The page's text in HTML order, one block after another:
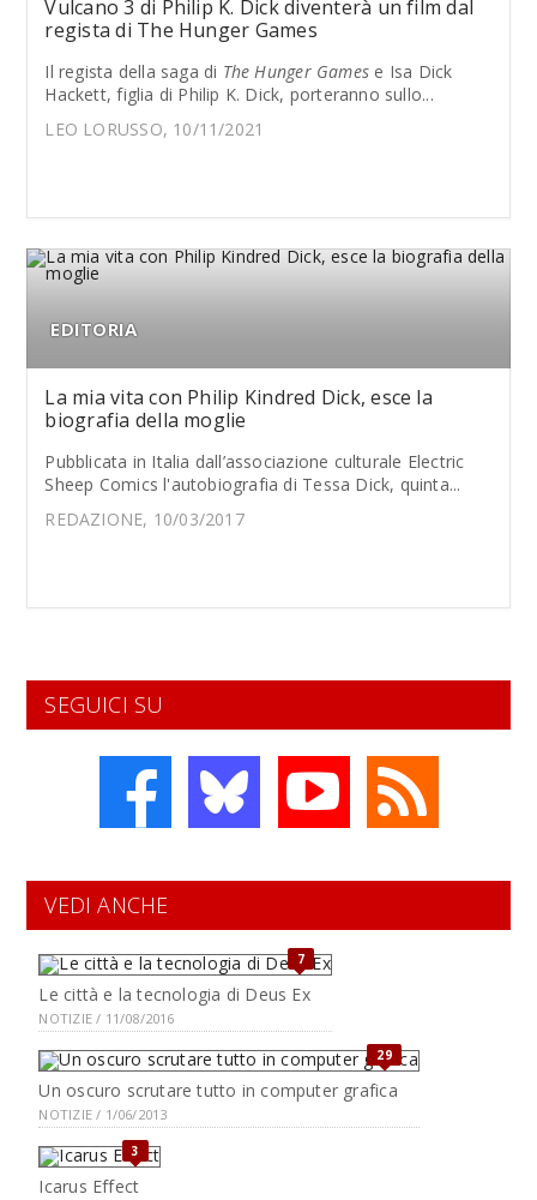
Vulcano 3 di Philip K. Dick diventerà un film dal
regista di The Hunger Games
Il regista della saga di The Hunger Games e Isa Dick
Hackett, figlia di Philip K. Dick, porteranno sullo...
LEO LORUSSO, 10/11/2021
EDITORIA
La mia vita con Philip Kindred Dick, esce la
biografia della moglie
Pubblicata in Italia dall’associazione culturale Electric
Sheep Comics l'autobiografia di Tessa Dick, quinta...
REDAZIONE, 10/03/2017
SEGUICI SU
VEDI ANCHE
7
Le città e la tecnologia di Deus Ex
NOTIZIE / 11/08/2016
29
Un oscuro scrutare tutto in computer grafica
NOTIZIE / 1/06/2013
3
Icarus Effect